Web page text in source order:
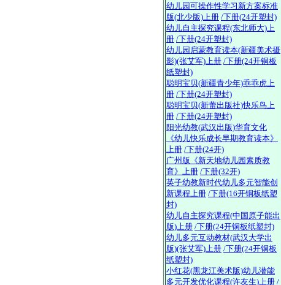
幼儿园可操作性学习新方案标准
版(北少版)上册 /下册(24开塑封)
幼儿自主探究课程(东北师大)上
册 /下册(24开塑封)
幼儿园启蒙教育读本(新疆美术摄
影)(张艾军)上册 /下册(24开铜板
纸塑封)
聪明宝贝(新疆青少年)乖乖虎上
册 /下册(24开塑封)
聪明宝贝(新蕾出版社)快乐鸟上
册 /下册(24开塑封)
阳光幼教(武汉出版)华育文化
《幼儿快乐成长早期教育读本》
上册 /下册(24开)
广州版《新天地幼儿园素质教
育》上册 /下册(32开)
英子幼教新时代幼儿多元智能创
新课程上册 /下册(16开铜板纸塑
封)
幼儿自主探究课程(中国原子能出
版)上册 /下册(24开铜板纸塑封)
幼儿多元互动教材(武汉大学出
版)(张艾军)上册 /下册(24开铜板
纸塑封)
小红花(黑龙江美术版)幼儿潜能
多元开发优化课程(许友生)上册 /